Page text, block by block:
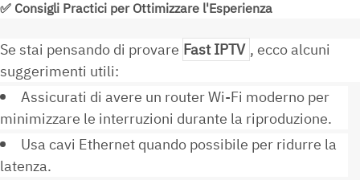
✅ Consigli Practici per Ottimizzare l'Esperienza
Se stai pensando di provare Fast IPTV , ecco alcuni
suggerimenti utili:
Assicurati di avere un router Wi-Fi moderno per
minimizzare le interruzioni durante la riproduzione.
Usa cavi Ethernet quando possibile per ridurre la
latenza.